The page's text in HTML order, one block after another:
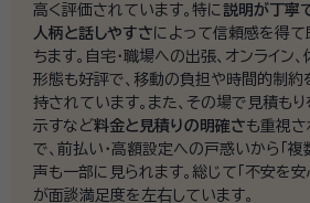
高く評価されています。特に 説明が丁寧
人柄と話しやすさによって信頼感を得
ちます。自宅・職場への出張、オンライン
形態も好評で、移動の負担や時間的制約
持されています。また、その場で見積も
示すなど料金と見積りの明確さも重視さ
で、前払い・高額設定への戸惑いから「
声も一部に見られます。総じて「不安を安
が面談満足度を左右しています。